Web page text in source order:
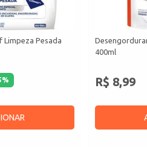
Limpeza Pesada
%
400ml
R$ 8,99